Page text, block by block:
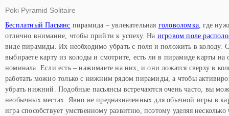
Poki Pyramid Solitaire
Бесплатный Пасьянс пирамида – увлекательная головоломка , где
отлично внимание, чтобы прийти к успеху. На игровом поле
виде пирамиды. Их необходимо убрать с поля и положить в колоду.
выбираете карту из колоды и смотрите, есть ли в пирамиде карты
номинала. Если есть – нажимаете на них, и они ложатся сверху в
работать можно только с нижним рядом пирамиды, а чтобы
убрать нижний. Подобные пасьянсы встречаются очень часто, вы
необычных местах. Явно не предназначенных для обычной игры в
игра способствует умственному развитию, поэтому уделяя несколько